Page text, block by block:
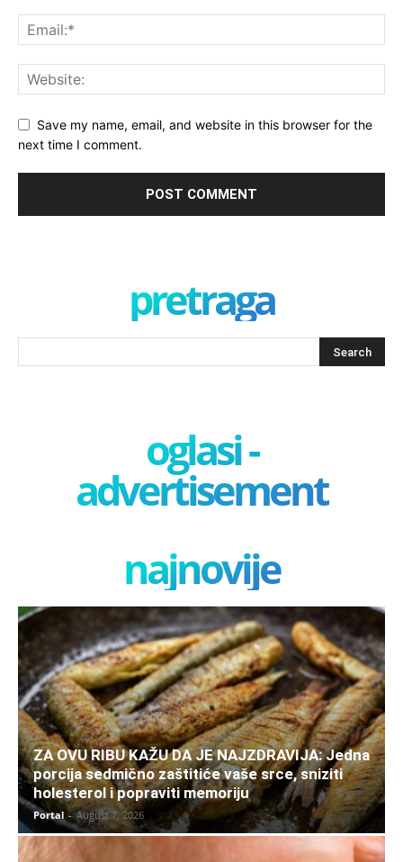
Save my name, email, and website in this browser for the
next time I comment.
pretraga
oglasi -
advertisement
najnovije
ZA OVU RIBU KAŽU DA JE NAJZDRAVIJA: Jedna
porcija sedmično zaštitiće vaše srce, sniziti
holesterol i popraviti memoriju
Portal - August 7, 2026